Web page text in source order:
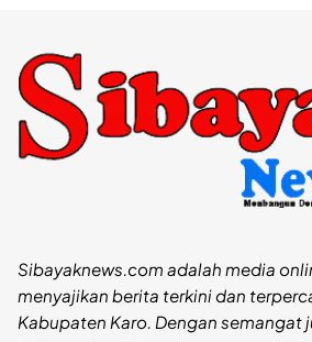
Sibayaknews.com adalah media
menyajikan berita terkini dan
Kabupaten Karo. Dengan semangat